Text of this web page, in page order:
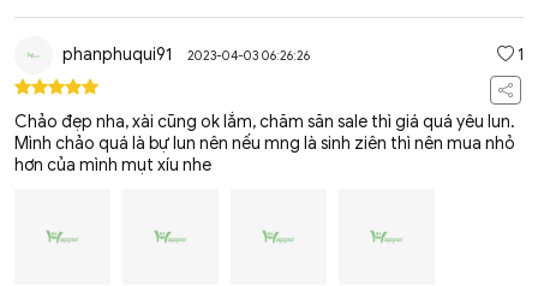
phanphuqui91 2023-04-03 06:26:26 1
Chảo đẹp nha, xài cũng ok lắm, chăm săn sale thì giá quá yêu lun.
Mình chảo quá là bự lun nên nếu mng là sinh ziên thì nên mua nhỏ
hơn của mình mụt xíu nhe